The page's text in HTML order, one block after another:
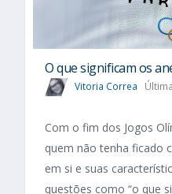
O que significam os
Vitoria Correa
Com o fim dos Jogos
quem não tenha ficado
em si e suas
questões como “o que